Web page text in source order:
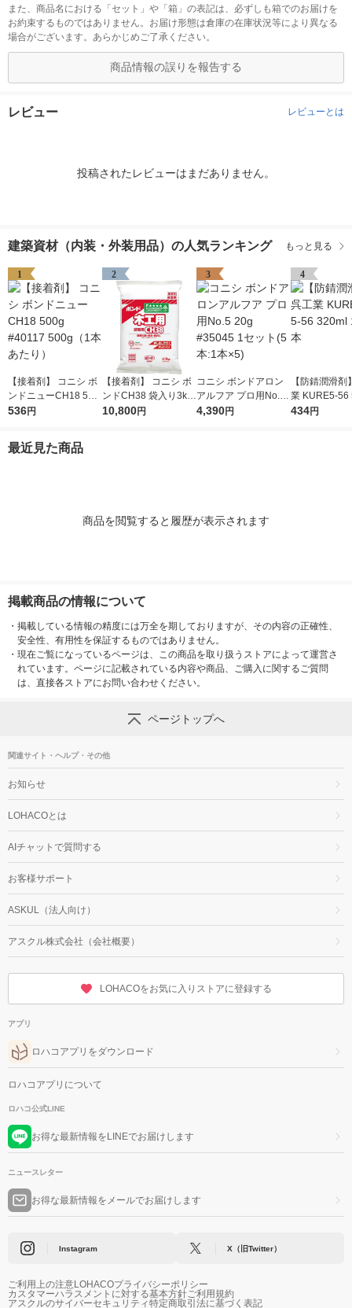
また、商品名における「セット」や「箱」の表記は、必ずしも箱でのお届けを
お約束するものではありません。お届け形態は倉庫の在庫状況等により異なる
場合がございます。あらかじめご了承ください。
商品情報の誤りを報告する
レビュー レビューとは
投稿されたレビューはまだありません。
建築資材（内装・外装用品）の人気ランキング もっと見る
1
【接着剤】 コニシ ボ
ンドニューCH18 500
g #40117 500g（1本
536円
2
【接着剤】 コニシ ボ
ンドCH38 袋入り3kg
#40250 3kg（1袋あた
10,800円
3
コニシ ボンドアロン
アルフア プロ用No.5
20g #35045 1セット
4,390円
4
【防錆潤滑剤
業 KURE5-56
0ml 1004 1本
434円
最近見た商品
商品を閲覧すると履歴が表示されます
掲載商品の情報について
・ 掲載している情報の精度には万全を期しておりますが、その内容の正確性、
安全性、有用性を保証するものではありません。
・ 現在ご覧になっているページは、この商品を取り扱うストアによって運営さ
れています。ページに記載されている内容や商品、ご購入に関するご質問
は、直接各ストアにお問い合わせください。
ページトップへ
関連サイト・ヘルプ・その他
お知らせ
LOHACOとは
AIチャットで質問する
お客様サポート
ASKUL（法人向け）
アスクル株式会社（会社概要）
LOHACOをお気に入りストアに登録する
アプリ
ロハコアプリをダウンロード
ロハコアプリについて
ロハコ公式LINE
お得な最新情報をLINEでお届けします
ニュースレター
お得な最新情報をメールでお届けします
Instagram X（旧Twitter）
ご利用上の注意LOHACOプライバシーポリシー
カスタマーハラスメントに対する基本方針ご利用規約
アスクルのサイバーセキュリティ特定商取引法に基づく表記